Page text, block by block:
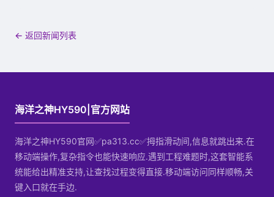
← 返回新闻列表
海洋之神HY590|官方网站
海洋之神HY590官网✅pa313.cc✅拇指滑动间,信息就跳出来.在
移动端操作,复杂指令也能快速响应.遇到工程难题时,这套智能系
统能给出精准支持,让查找过程变得直接.移动端访问同样顺畅,关
键入口就在手边.